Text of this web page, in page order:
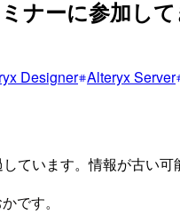
ナーに参加し
Designer Alteryx Server
ています。情報が古い可
です。